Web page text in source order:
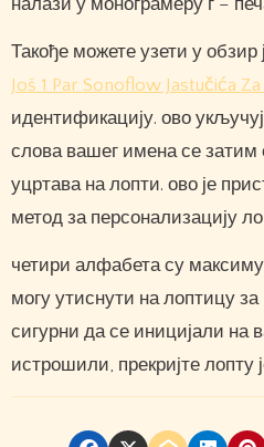
налази у монограмеру г –
Такође можете узети у
Još 1 Par Sonoflow Jastučića Za
идентификацију. ово
слова вашег имена се затим
уцртава на лопти. ово је
метод за персонализацију
четири алфабета су
могу утиснути на лоптицу
сигурни да се иницијали на
истрошили, прекријте лопту